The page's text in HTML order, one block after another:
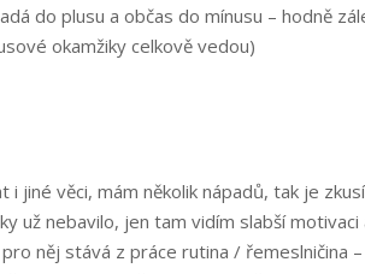
do plusu a občas do mínusu – hodně
okamžiky celkově vedou)
i jiné věci, mám několik nápadů, tak je
už nebavilo, jen tam vidím slabší
něj stává z práce rutina / řemeslničina